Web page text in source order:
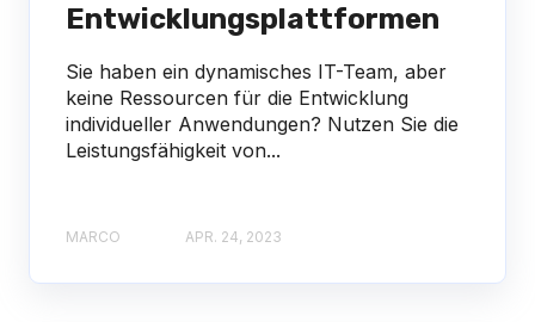
Entwicklungsplattformen
Sie haben ein dynamisches IT-Team, aber
keine Ressourcen für die Entwicklung
individueller Anwendungen? Nutzen Sie die
Leistungsfähigkeit von...
MARCO APR. 24, 2023